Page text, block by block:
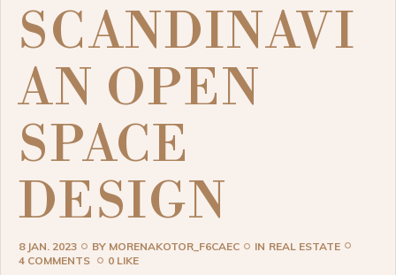
SCANDINAVI
AN OPEN
SPACE
DESIGN
8 JAN. 2023 BY MORENAKOTOR_F6CAEC IN REAL ESTATE
4 COMMENTS
0 LIKE